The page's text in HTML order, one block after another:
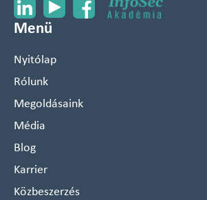
Menü
Nyitólap
Rólunk
Megoldásaink
Média
Blog
Karrier
Közbeszerzés